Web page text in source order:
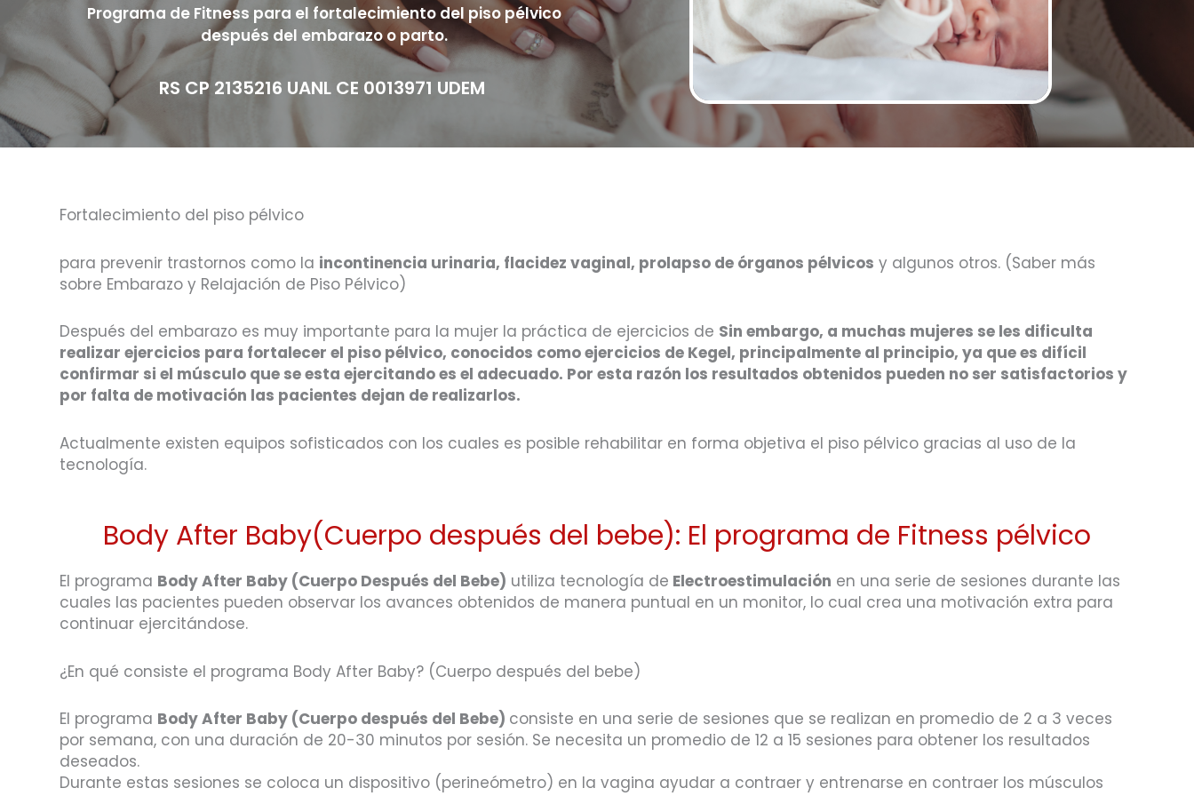
Programa de Fitness para el fortalecimiento del piso pélvico
después del embarazo o parto.
RS CP 2135216 UANL CE 0013971 UDEM
Fortalecimiento del piso pélvico
para prevenir trastornos como la incontinencia urinaria, flacidez vaginal, prolapso de órganos pélvicos y algunos otros. (Saber más
sobre Embarazo y Relajación de Piso Pélvico)
Después del embarazo es muy importante para la mujer la práctica de ejercicios de Sin embargo, a muchas mujeres se les dificulta
realizar ejercicios para fortalecer el piso pélvico, conocidos como ejercicios de Kegel, principalmente al principio, ya que es difícil
confirmar si el músculo que se esta ejercitando es el adecuado. Por esta razón los resultados obtenidos pueden no ser satisfactorios y
por falta de motivación las pacientes dejan de realizarlos.
Actualmente existen equipos sofisticados con los cuales es posible rehabilitar en forma objetiva el piso pélvico gracias al uso de la
tecnología.
Body After Baby(Cuerpo después del bebe): El programa de Fitness pélvico
El programa Body After Baby (Cuerpo Después del Bebe) utiliza tecnología de Electroestimulación en una serie de sesiones durante las
cuales las pacientes pueden observar los avances obtenidos de manera puntual en un monitor, lo cual crea una motivación extra para
continuar ejercitándose.
¿En qué consiste el programa Body After Baby? (Cuerpo después del bebe)
El programa Body After Baby (Cuerpo después del Bebe) consiste en una serie de sesiones que se realizan en promedio de 2 a 3 veces
por semana, con una duración de 20-30 minutos por sesión. Se necesita un promedio de 12 a 15 sesiones para obtener los resultados
deseados.
Durante estas sesiones se coloca un dispositivo (perineómetro) en la vagina ayudar a contraer y entrenarse en contraer los músculos